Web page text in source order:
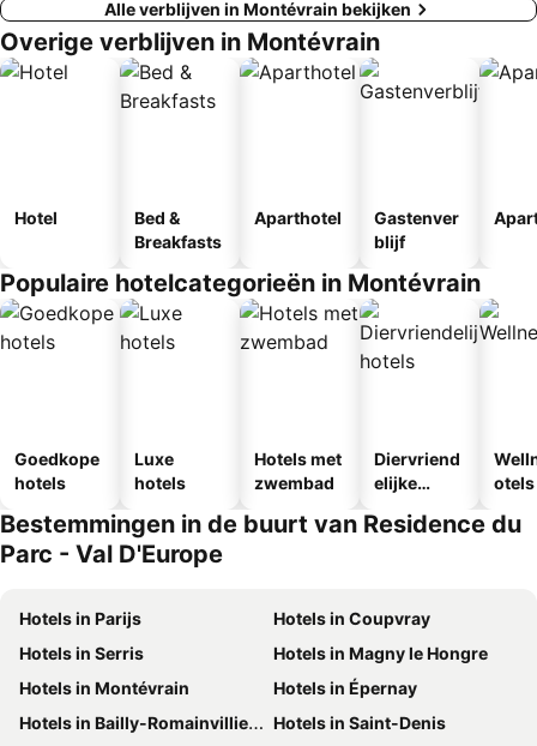
Alle verblijven in Montévrain bekijken
Overige verblijven in Montévrain
Hotel
Bed &
Breakfasts
Aparthotel
Gastenver
blijf
Populaire hotelcategorieën in Montévrain
Goedkope
hotels
Luxe
hotels
Hotels met
zwembad
Diervriend
elijke
otels
Bestemmingen in de buurt van Residence du
Parc - Val D'Europe
Hotels in Parijs
Hotels in Coupvray
Hotels in Serris
Hotels in Magny le Hongre
Hotels in Montévrain
Hotels in Épernay
Hotels in Bailly-Romainvilliers
Hotels in Saint-Denis